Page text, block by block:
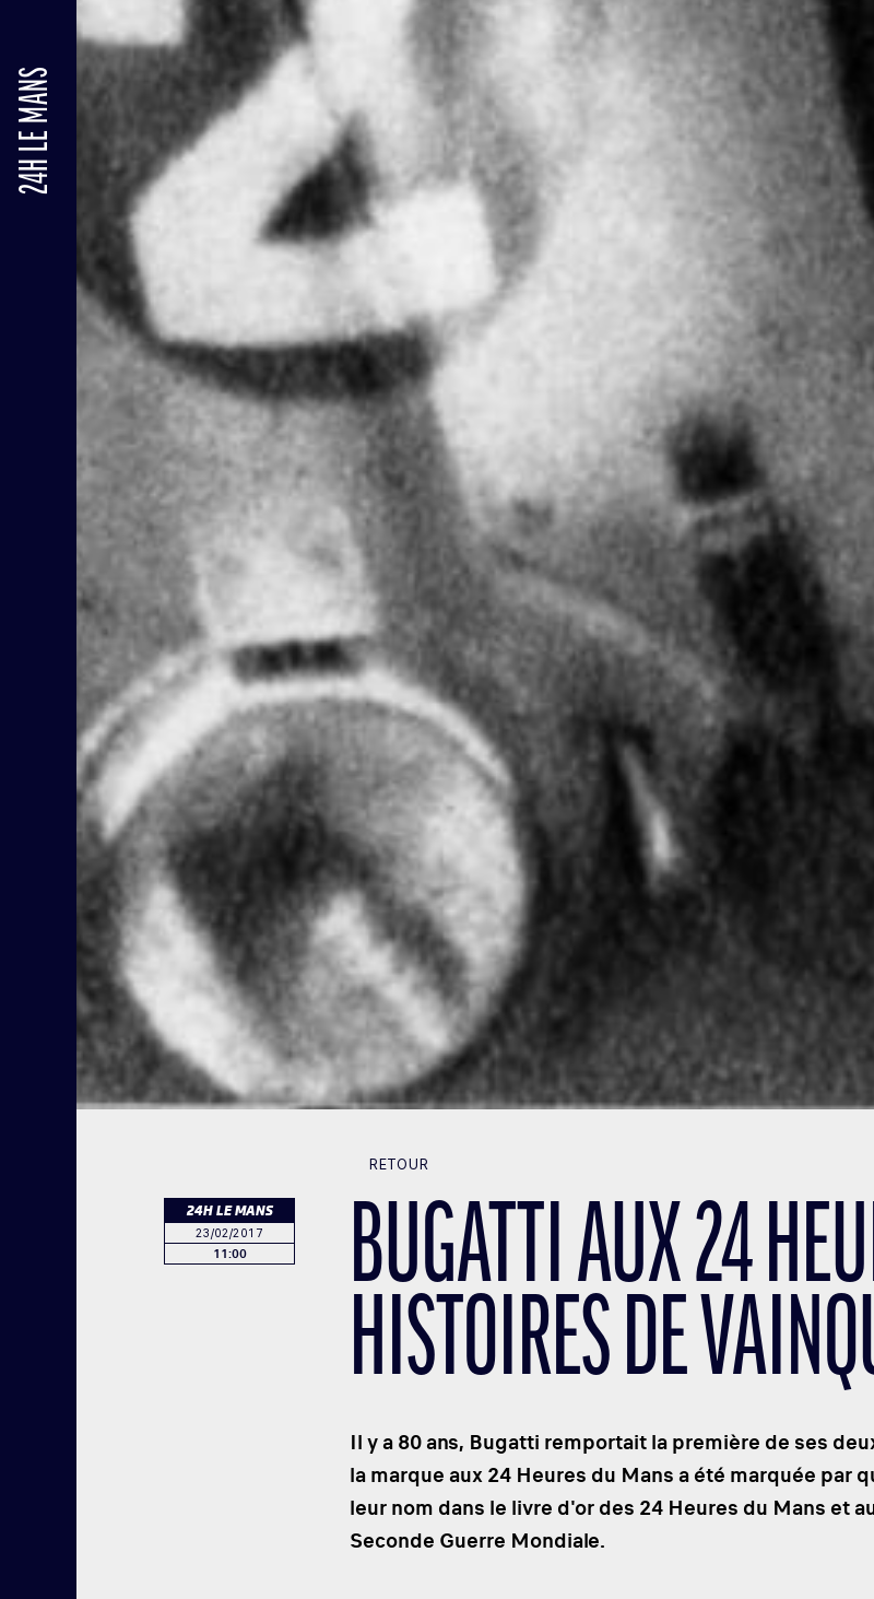
24H LE MANS
24H LE MANS
23/02/2017
11:00
RETOUR
BUGATTI AUX 24
HISTOIRES DE
Il y a 80 ans, Bugatti remportait la première de ses
la marque aux 24 Heures du Mans a été marquée
leur nom dans le livre d'or des 24 Heures du Mans et
Seconde Guerre Mondiale.